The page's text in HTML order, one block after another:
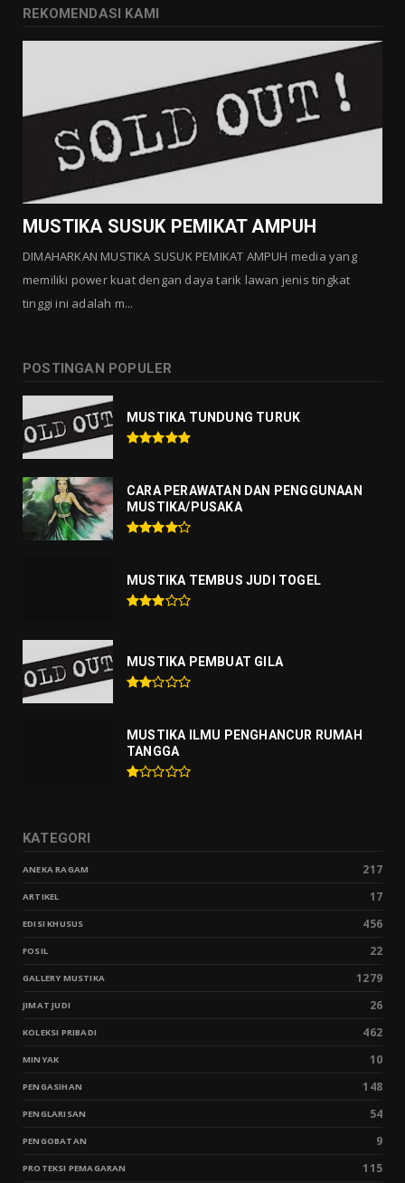
MUSTIKA LANGGENG PERNIKAHAN
Agustus 01, 2026
GALLERY MUSTIKA
MUSTIKA KHODAM SURO
Agustus 01, 2026
GALLERY MUSTIKA
MUSTIKA MANTRA CINTA
REKOMENDASI KAMI
MUSTIKA SUSUK PEMIKAT AMPUH
DIMAHARKAN MUSTIKA SUSUK PEMIKAT AMPUH media yang
memiliki power kuat dengan daya tarik lawan jenis tingkat
tinggi ini adalah m...
POSTINGAN POPULER
MUSTIKA TUNDUNG TURUK
CARA PERAWATAN DAN PENGGUNAAN
MUSTIKA/PUSAKA
MUSTIKA TEMBUS JUDI TOGEL
MUSTIKA PEMBUAT GILA
MUSTIKA ILMU PENGHANCUR RUMAH
TANGGA
KATEGORI
ANEKA RAGAM 217
ARTIKEL 17
EDISI KHUSUS 456
FOSIL 22
GALLERY MUSTIKA 1279
JIMAT JUDI 26
KOLEKSI PRIBADI 462
MINYAK 10
PENGASIHAN 148
PENGLARISAN 54
PENGOBATAN 9
PROTEKSI PEMAGARAN 115